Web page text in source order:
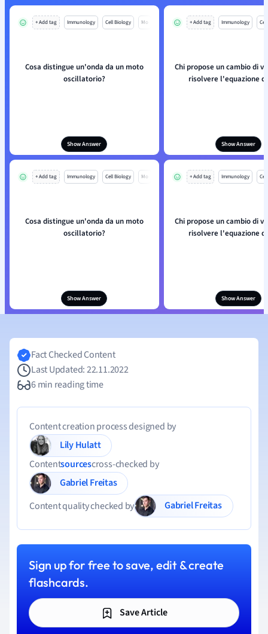
+ Add tag Immunology Cell Biology Mo
Cosa distingue un'onda da un moto
oscillatorio?
Show Answer
+ Add tag Immunology
Chi propose un cambio di
risolvere l'equazione
Show Answer
+ Add tag Immunology Cell Biology Mo
Cosa distingue un'onda da un moto
oscillatorio?
Show Answer
+ Add tag Immunology
Chi propose un cambio di
risolvere l'equazione
Show Answer
Fact Checked Content
Last Updated: 22.11.2022
6 min reading time
Content creation process designed by
Lily Hulatt
Contentsourcescross-checked by
Gabriel Freitas
Content quality checked by
Gabriel Freitas
Sign up for free to save, edit & create
flashcards.
Save Article